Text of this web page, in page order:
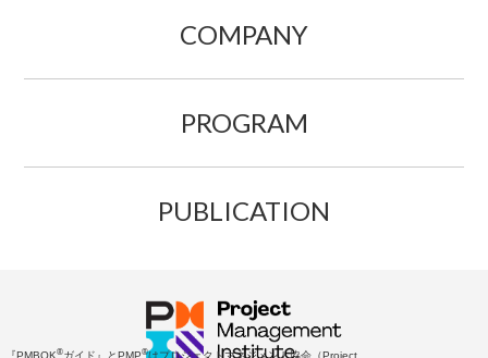
COMPANY
PROGRAM
PUBLICATION
『PMBOK®ガイド』とPMP®はプロジェクトマネジメント協会（Project